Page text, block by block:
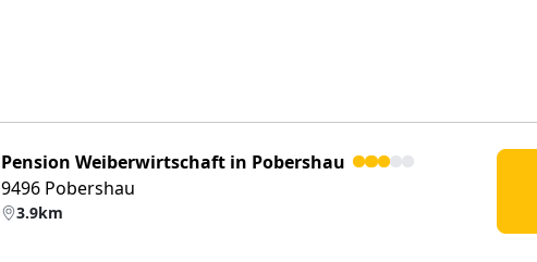
Pension Weiberwirtschaft in Pobershau
9496 Pobershau
3.9km